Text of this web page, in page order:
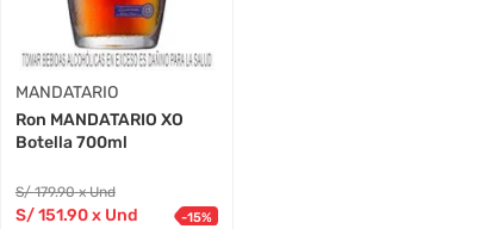
MANDATARIO
Ron MANDATARIO XO
Botella 700ml
S/179.90 x Und
S/151.90x Und -15%